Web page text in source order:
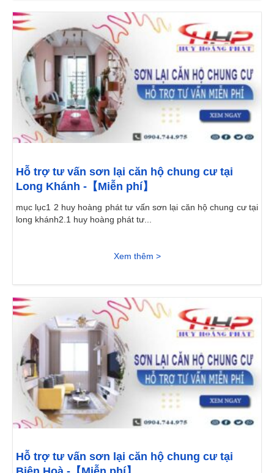
Hỗ trợ tư vấn sơn lại căn hộ chung cư tại
Long Khánh -【Miễn phí】
mục lục1 2 huy hoàng phát tư vấn sơn lại căn hộ chung cư tại
long khánh2.1 huy hoàng phát tư...
Xem thêm >
Hỗ trợ tư vấn sơn lại căn hộ chung cư tại